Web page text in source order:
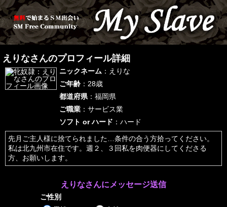
えりなさんのプロフィール詳細
ニックネーム ：えりな
ご年齢 ：28歳
都道府県：福岡県
ご職業 ：サービス業
ソフト or ハード ：ハード
先月ご主人様に捨てられました…条件の合う方拾ってください。
私は北九州市在住です。週２、３回私を肉便器にしてくださる
方、お願いします。
えりなさんにメッセージ送信